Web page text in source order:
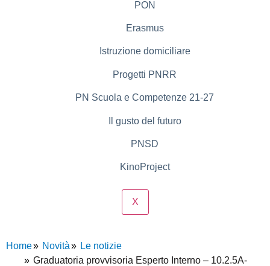
PON
Erasmus
Istruzione domiciliare
Progetti PNRR
PN Scuola e Competenze 21-27
Il gusto del futuro
PNSD
KinoProject
X
Home Novità
Le notizie
Graduatoria provvisoria Esperto Interno – 10.2.5A-